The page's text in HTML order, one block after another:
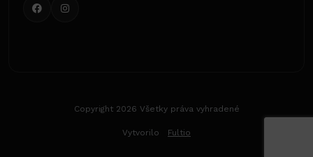
Copyright 2026 Všetky práva vyhradené
Vytvorilo Fultio